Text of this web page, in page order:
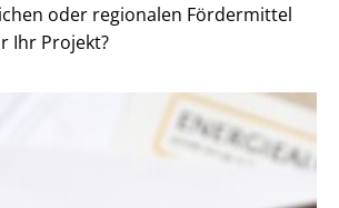
oder regionalen Fördermittel
Ihr Projekt?